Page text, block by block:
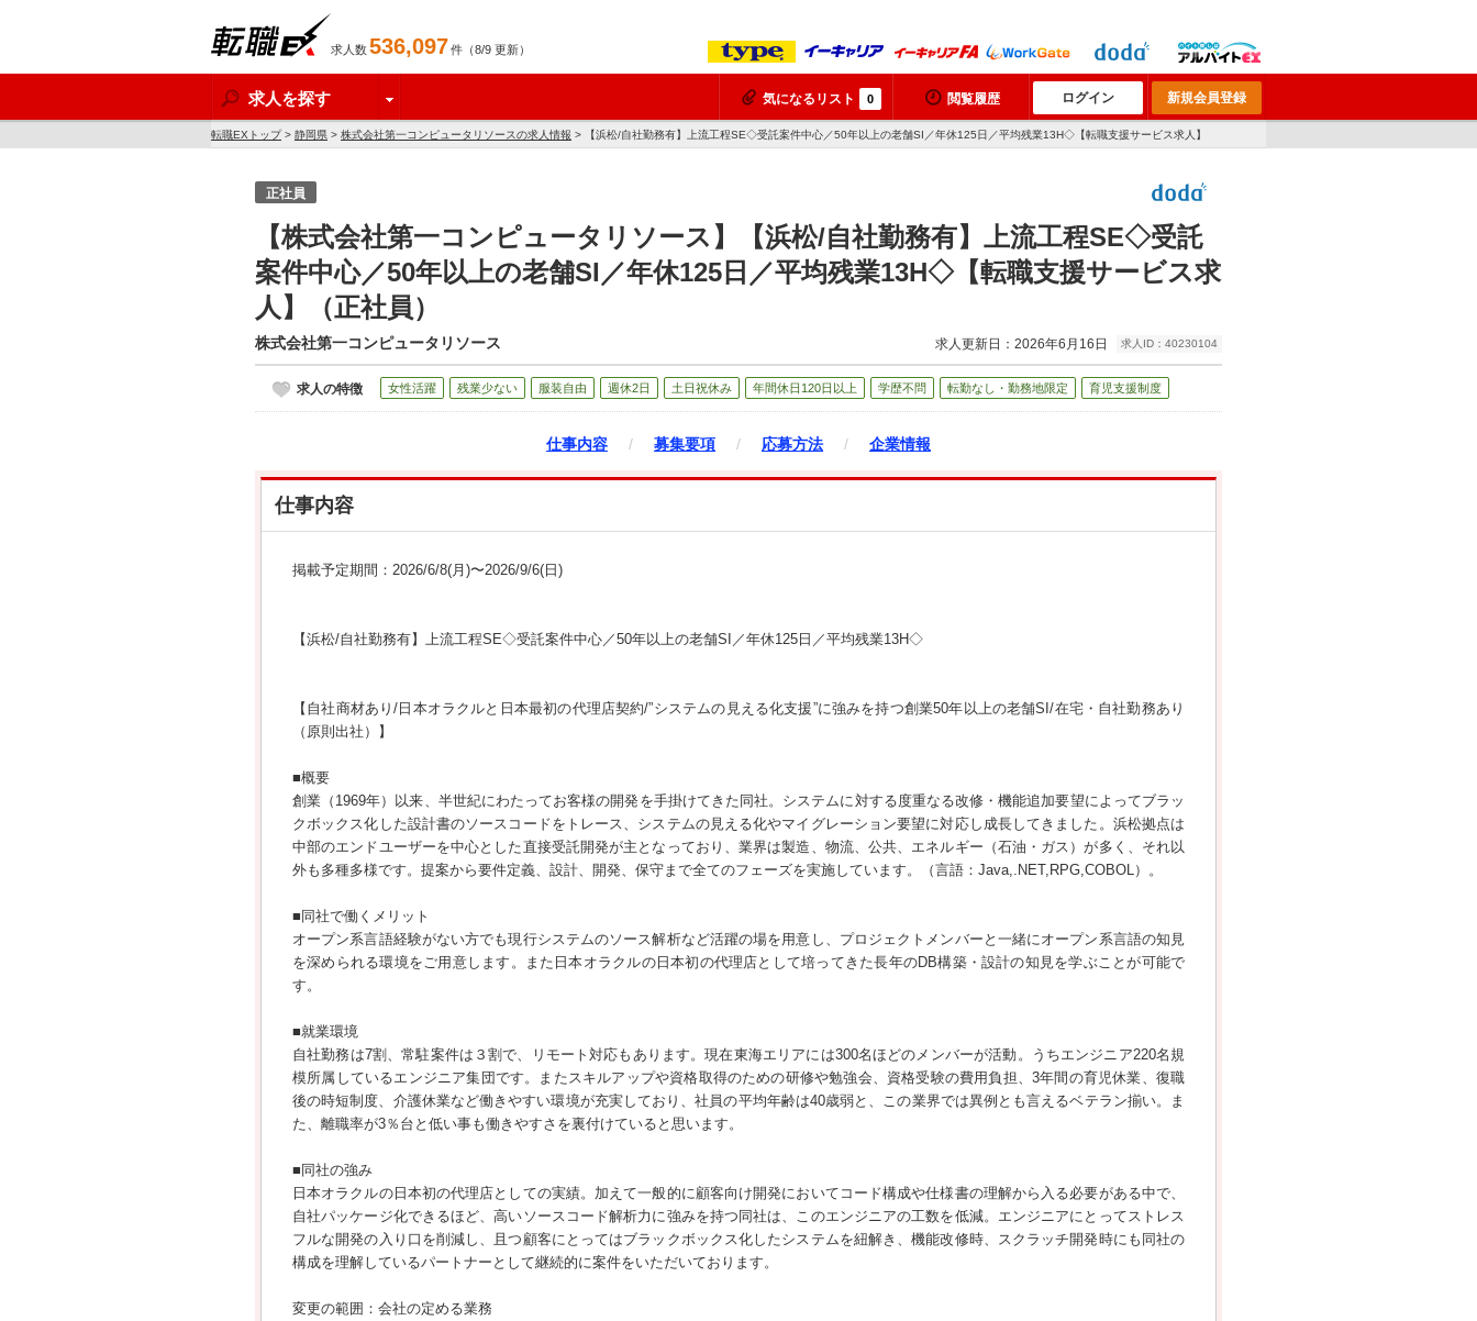
求人数536,097件（8/9 更新）
求人を探す 気になるリスト 0 閲覧履歴 ログイン 新規会員登録
転職EXトップ> 静岡県 > 株式会社第一コンピュータリソースの求人情報 > 【浜松/自社勤務有】上流工程SE◇受託案件中心／50年以上の老舗SI／年休125日／平均残業13H◇【転職支援サービス求人】
正社員
【株式会社第一コンピュータリソース】【浜松/自社勤務有】上流工程SE◇受託
案件中心／50年以上の老舗SI／年休125日／平均残業13H◇【転職支援サービス求
人】（正社員）
株式会社第一コンピュータリソース 求人更新日：2026年6月16日 求人ID：40230104
求人の特徴 女性活躍 残業少ない 服装自由 週休2日 土日祝休み 年間休日120日以上 学歴不問 転勤なし・勤務地限定 育児支援制度
仕事内容 / 募集要項 / 応募方法 / 企業情報
仕事内容
掲載予定期間：2026/6/8(月)〜2026/9/6(日)
【浜松/自社勤務有】上流工程SE◇受託案件中心／50年以上の老舗SI／年休125日／平均残業13H◇
【自社商材あり/日本オラクルと日本最初の代理店契約/”システムの見える化支援”に強みを持つ創業50年以上の老舗SI/在宅・自社勤務あり
（原則出社）】
■概要
創業（1969年）以来、半世紀にわたってお客様の開発を手掛けてきた同社。システムに対する度重なる改修・機能追加要望によってブラッ
クボックス化した設計書のソースコードをトレース、システムの見える化やマイグレーション要望に対応し成長してきました。浜松拠点は
中部のエンドユーザーを中心とした直接受託開発が主となっており、業界は製造、物流、公共、エネルギー（石油・ガス）が多く、それ以
外も多種多様です。提案から要件定義、設計、開発、保守まで全てのフェーズを実施しています。（言語：Java,.NET,RPG,COBOL）。
■同社で働くメリット
オープン系言語経験がない方でも現行システムのソース解析など活躍の場を用意し、プロジェクトメンバーと一緒にオープン系言語の知見
を深められる環境をご用意します。また日本オラクルの日本初の代理店として培ってきた長年のDB構築・設計の知見を学ぶことが可能で
す。
■就業環境
自社勤務は7割、常駐案件は３割で、リモート対応もあります。現在東海エリアには300名ほどのメンバーが活動。うちエンジニア220名規
模所属しているエンジニア集団です。またスキルアップや資格取得のための研修や勉強会、資格受験の費用負担、3年間の育児休業、復職
後の時短制度、介護休業など働きやすい環境が充実しており、社員の平均年齢は40歳弱と、この業界では異例とも言えるベテラン揃い。ま
た、離職率が3％台と低い事も働きやすさを裏付けていると思います。
■同社の強み
日本オラクルの日本初の代理店としての実績。加えて一般的に顧客向け開発においてコード構成や仕様書の理解から入る必要がある中で、
自社パッケージ化できるほど、高いソースコード解析力に強みを持つ同社は、このエンジニアの工数を低減。エンジニアにとってストレス
フルな開発の入り口を削減し、且つ顧客にとってはブラックボックス化したシステムを紐解き、機能改修時、スクラッチ開発時にも同社の
構成を理解しているパートナーとして継続的に案件をいただいております。
変更の範囲：会社の定める業務